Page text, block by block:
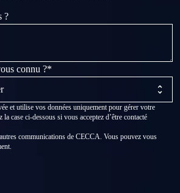
?
connu ?*
et utilise vos données uniquement pour gérer votre
la case ci-dessous si vous acceptez d’être contacté
communications de CECCA. Vous pouvez vous